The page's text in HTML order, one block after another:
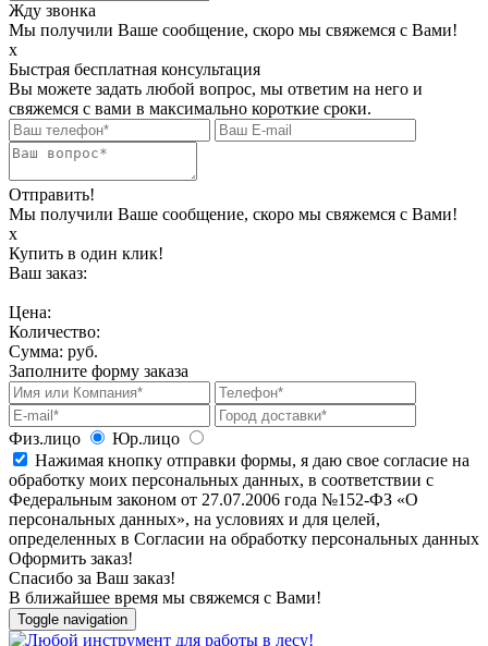
Жду звонка
Мы получили Ваше сообщение, скоро мы свяжемся с Вами!
х
Быстрая бесплатная консультация
Вы можете задать любой вопрос, мы ответим на него и
свяжемся с вами в максимально короткие сроки.
Отправить!
Мы получили Ваше сообщение, скоро мы свяжемся с Вами!
х
Купить в один клик!
Ваш заказ:
Цена:
Количество:
Сумма: руб.
Заполните форму заказа
Физ.лицо
Юр.лицо
Нажимая кнопку отправки формы, я даю свое согласие на
обработку моих персональных данных, в соответствии с
Федеральным законом от 27.07.2006 года №152-ФЗ «О
персональных данных», на условиях и для целей,
определенных в Согласии на обработку персональных данных
Оформить заказ!
Спасибо за Ваш заказ!
В ближайшее время мы свяжемся с Вами!
Toggle navigation